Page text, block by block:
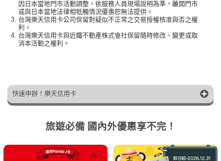
因日本當地門市活動調整，依服務人員現場說明為準，離開門市
或與日本當地法律相牴觸情況優惠恕無法提供。
台灣樂天信用卡公司保留對疑似不正常之交易授權核准與否之權
利。
台灣樂天信用卡與近鐵不動產株式會社保留隨時修改、變更或取
消本活動之權利。
快速申辦！樂天信用卡
旅遊必備 國內外優惠享不完！